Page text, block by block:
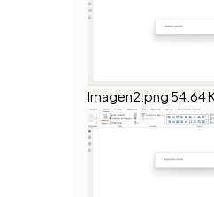
Imagen2.png 54.64